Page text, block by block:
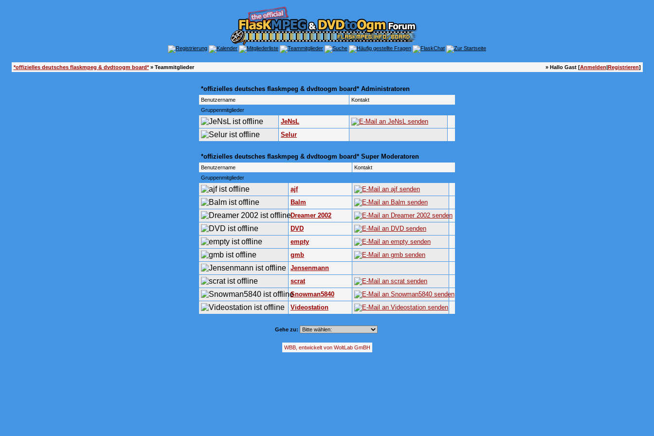
*offizielles deutsches flaskmpeg & dvdtoogm board*» Teammitglieder » Hallo Gast [Anmelden|Registrieren]
*offizielles deutsches flaskmpeg & dvdtoogm board* Administratoren
Benutzername
Kontakt
Gruppenmitglieder
JeNsL
Selur
*offizielles deutsches flaskmpeg & dvdtoogm board* Super Moderatoren
Benutzername
Kontakt
Gruppenmitglieder
ajf
Balm
Dreamer 2002
DVD
empty
gmb
Jensenmann
scrat
Snowman5840
Videostation
Gehe zu:
WBB, entwickelt von WoltLab GmBH